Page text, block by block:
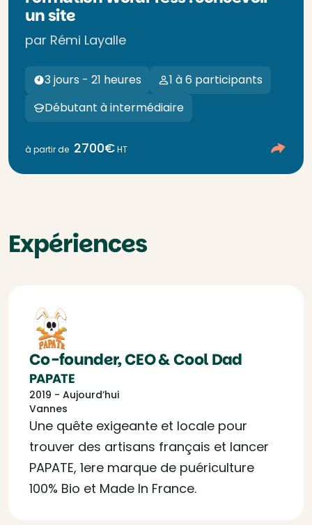
un site
par Rémi Layalle
3 jours - 21 heures
1 à 6 participants
Débutant à intermédiaire
à partir de 2700€HT
Expériences
Co-founder, CEO & Cool Dad
PAPATE
2019 - Aujourd’hui
Vannes
Une quête exigeante et locale pour
trouver des artisans français et lancer
PAPATE, 1ere marque de puériculture
100% Bio et Made In France.